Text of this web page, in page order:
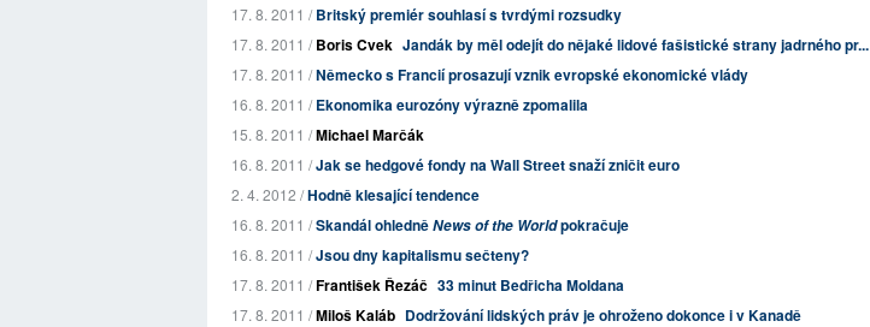
17. 8. 2011 /Britský premiér souhlasí s tvrdými rozsudky
17. 8. 2011 /Boris Cvek Jandák by měl odejít do nějaké lidové fašistické strany jadrného pr...
17. 8. 2011 /Německo s Francií prosazují vznik evropské ekonomické vlády
16. 8. 2011 /Ekonomika eurozóny výrazně zpomalila
15. 8. 2011 /Michael Marčák
16. 8. 2011 /Jak se hedgové fondy na Wall Street snaží zničit euro
2. 4. 2012 /Hodně klesající tendence
16. 8. 2011 /Skandál ohledněNews of the Worldpokračuje
16. 8. 2011 /Jsou dny kapitalismu sečteny?
17. 8. 2011 /František Řezáč 33 minut Bedřicha Moldana
17. 8. 2011 /Miloš Kaláb Dodržování lidských práv je ohroženo dokonce i v Kanadě